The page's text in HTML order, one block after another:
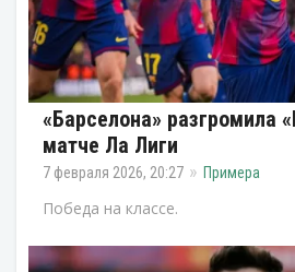
«Барселона» разгромила
матче Ла Лиги
7 февраля 2026, 20:27 Примера
Победа на классе.